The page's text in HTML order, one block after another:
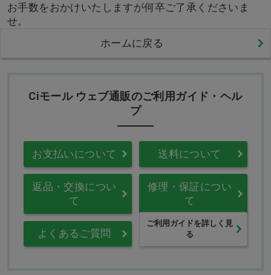
お手数をおかけいたしますが何卒ご了承くださいま
せ。
ホームに戻る
Ciモール ウェブ通販のご利用ガイド・ヘル
プ
お支払いについて 送料について
返品・交換につい
て
修理・保証につい
て
よくあるご質問
ご利用ガイドを詳しく見
る